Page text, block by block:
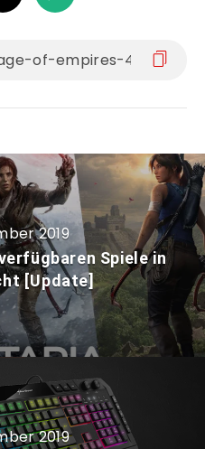
2019
Spiele in
[Update]
2019